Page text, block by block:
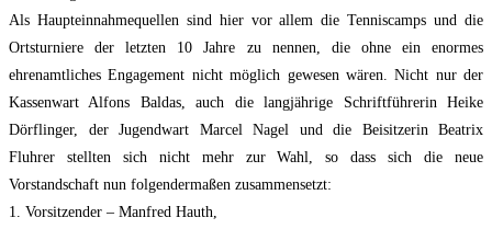
Als Haupteinnahmequellen sind hier vor allem die Tenniscamps und die
Ortsturniere der letzten 10 Jahre zu nennen, die ohne ein enormes
ehrenamtliches Engagement nicht möglich gewesen wären. Nicht nur der
Kassenwart Alfons Baldas, auch die langjährige Schriftführerin Heike
Dörflinger, der Jugendwart Marcel Nagel und die Beisitzerin Beatrix
Fluhrer stellten sich nicht mehr zur Wahl, so dass sich die neue
Vorstandschaft nun folgendermaßen zusammensetzt:
1. Vorsitzender – Manfred Hauth,